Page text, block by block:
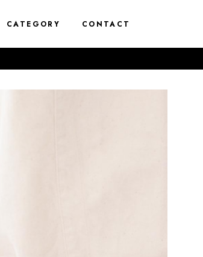
CATEGORY CONTACT